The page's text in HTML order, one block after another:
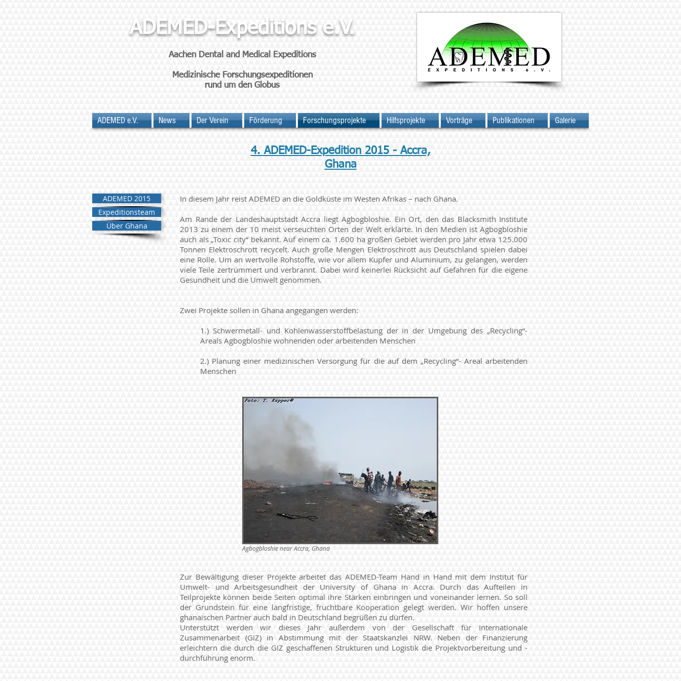
ADEMED-Expeditions e.V.
Aachen Dental and Medical Expeditions
Medizinische Forschungsexpeditionen
rund um den Globus
ADEMED e.V. News Der Verein Förderung Forschungsprojekte Hilfsprojekte Vorträge Publikationen Galerie
4. ADEMED-Expedition 2015 - Accra,
Ghana
ADEMED 2015
Expeditionsteam
Über Ghana
In diesem Jahr reist ADEMED an die Goldküste im Westen Afrikas – nach Ghana.
Am Rande der Landeshauptstadt Accra liegt Agbogbloshie. Ein Ort, den das Blacksmith Institute
2013 zu einem der 10 meist verseuchten Orten der Welt erklärte. In den Medien ist Agbogbloshie
auch als „Toxic city“ bekannt. Auf einem ca. 1.600 ha großen Gebiet werden pro Jahr etwa 125.000
Tonnen Elektroschrott recycelt. Auch große Mengen Elektroschrott aus Deutschland spielen dabei
eine Rolle. Um an wertvolle Rohstoffe, wie vor allem Kupfer und Aluminium, zu gelangen, werden
viele Teile zertrümmert und verbrannt. Dabei wird keinerlei Rücksicht auf Gefahren für die eigene
Gesundheit und die Umwelt genommen.
Zwei Projekte sollen in Ghana angegangen werden:
1.) Schwermetall- und Kohlenwasserstoffbelastung der in der Umgebung des „Recycling“-
Areals Agbogbloshie wohnenden oder arbeitenden Menschen
2.) Planung einer medizinischen Versorgung für die auf dem „Recycling“- Areal arbeitenden
Menschen
Agbogbloshie near Accra, Ghana
Zur Bewältigung dieser Projekte arbeitet das ADEMED-Team Hand in Hand mit dem Institut für
Umwelt- und Arbeitsgesundheit der University of Ghana in Accra. Durch das Aufteilen in
Teilprojekte können beide Seiten optimal ihre Stärken einbringen und voneinander lernen. So soll
der Grundstein für eine langfristige, fruchtbare Kooperation gelegt werden. Wir hoffen unsere
ghanaischen Partner auch bald in Deutschland begrüßen zu dürfen.
Unterstützt werden wir dieses Jahr außerdem von der Gesellschaft für Internationale
Zusammenarbeit (GIZ) in Abstimmung mit der Staatskanzlei NRW. Neben der Finanzierung
erleichtern die durch die GIZ geschaffenen Strukturen und Logistik die Projektvorbereitung und -
durchführung enorm.